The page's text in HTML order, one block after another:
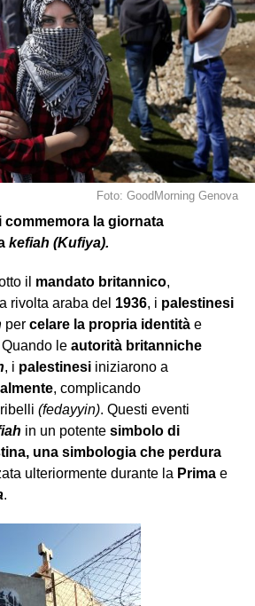
Foto: GoodMorning Genova
commemora la giornata
kefiah (Kufiya).
il mandato britannico,
rivolta araba del 1936, i palestinesi
per celare la propria identitàe
le autorità britanniche
, i palestinesiiniziarono a
, complicando
(fedayyin). Questi eventi
in un potente simbolo di
una simbologia che perdura
ulteriormente durante la Primae
.